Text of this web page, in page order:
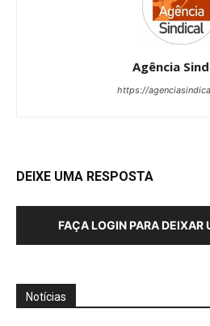
Agência
https://
DEIXE UMA RESPOSTA
FAÇA LOGIN PARA DEIXAR
Notícias